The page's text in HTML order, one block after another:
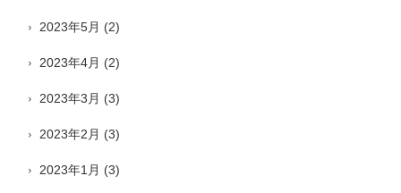
2023年5月 (2)
2023年4月 (2)
2023年3月 (3)
2023年2月 (3)
2023年1月 (3)